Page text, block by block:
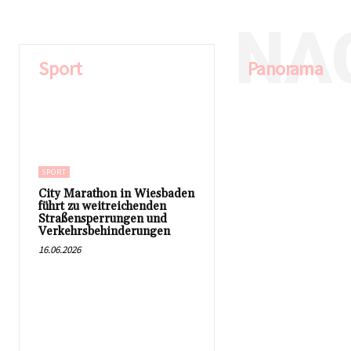
Sport
SPORT
City Marathon in Wiesbaden
führt zu weitreichenden
Straßensperrungen und
Verkehrsbehinderungen
16.06.2026
Panorama